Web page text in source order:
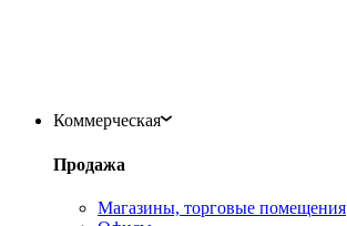
Коммерческая
Продажа
Магазины, торговые помещения